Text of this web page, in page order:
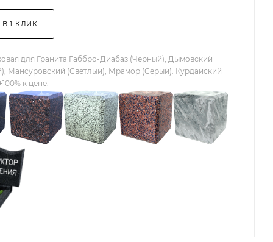
1 КЛИК
для Гранита Габбро-Диабаз (Черный), Дымовский
Мансуровский (Светлый), Мрамор (Серый). Курдайский
к цене.